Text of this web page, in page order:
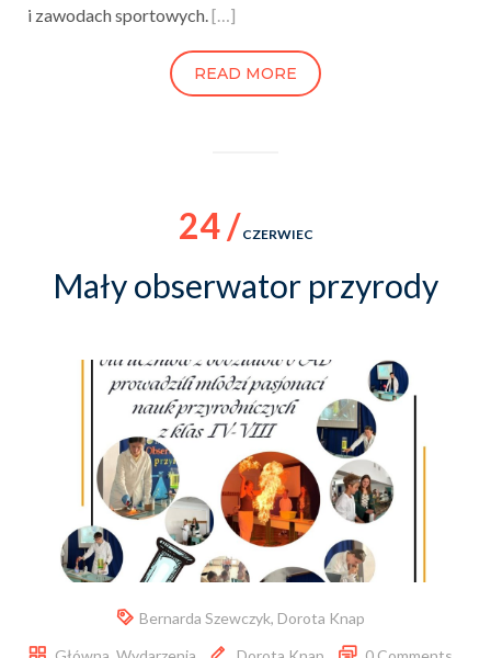
i zawodach sportowych.[…]
READ MORE
24 / CZERWIEC
Mały obserwator przyrody
Bernarda Szewczyk, Dorota Knap